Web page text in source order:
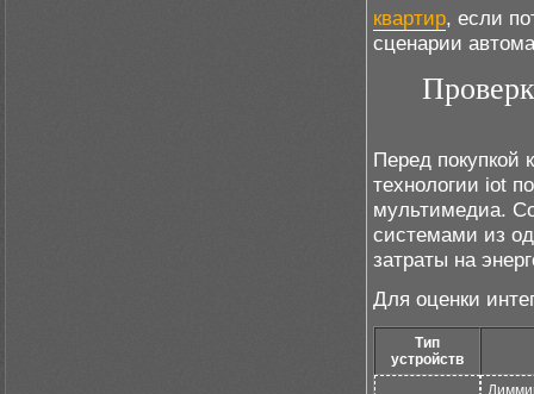
квартир, если
сценарии
Перед покупкой
технологии iot
мультимедиа.
системами из
затраты на
Для оценки
Тип
устройств